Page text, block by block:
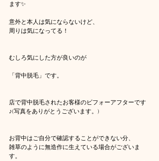
ます✨
意外と本人は気にならないけど、
周りは気になってる！
むしろ気にした方が良いのが
「背中脱毛」です。
店で背中脱毛されたお客様のビフォーアフターです
♪(写真をありがとうございます。)
お背中はご自分で確認することができない分、
雑草のように無造作に生えている場合がございま
す。